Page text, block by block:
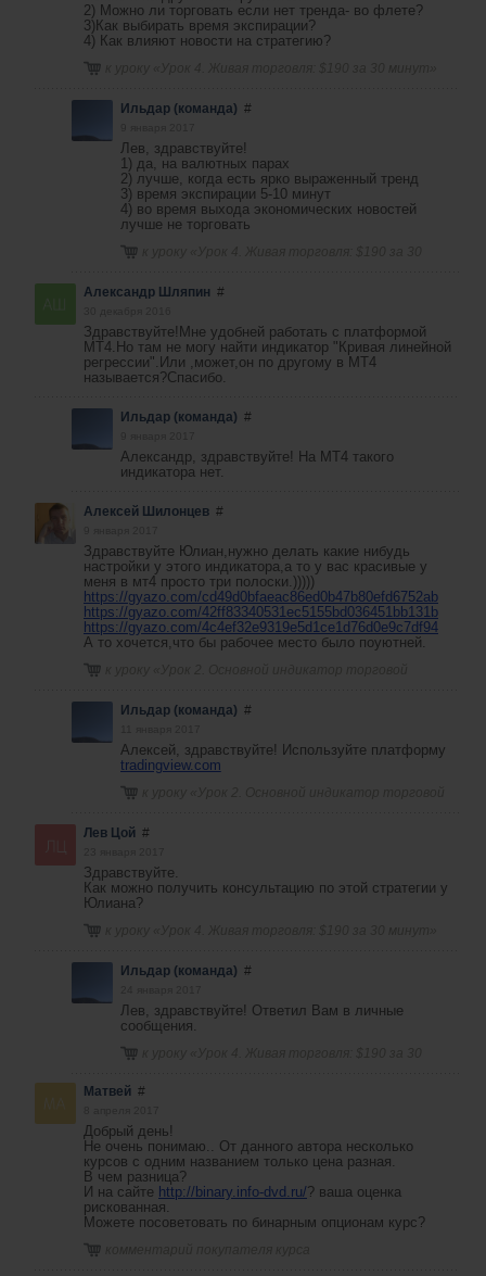
2) Можно ли торговать если нет тренда- во флете?
3)Как выбирать время экспирации?
4) Как влияют новости на стратегию?
Ильдар (команда) #
Лев, здравствуйте!
1) да, на валютных парах
2) лучше, когда есть ярко выраженный тренд
3) время экспирации 5-10 минут
4) во время выхода экономических новостей
лучше не торговать
Александр Шляпин #
Здравствуйте!Мне удобней работать с платформой
МТ4.Но там не могу найти индикатор "Кривая линейной
регрессии".Или ,может,он по другому в МТ4
называется?Спасибо.
Ильдар (команда) #
Александр, здравствуйте! На МТ4 такого
индикатора нет.
Алексей Шилонцев #
Здравствуйте Юлиан,нужно делать какие нибудь
настройки у этого индикатора,а то у вас красивые у
меня в мт4 просто три полоски.)))))
https://gyazo.com/cd49d0bfaeac86ed0b47b80efd6752ab
https://gyazo.com/42ff83340531ec5155bd036451bb131b
https://gyazo.com/4c4ef32e9319e5d1ce1d76d0e9c7df94
А то хочется,что бы рабочее место было поуютней.
Ильдар (команда) #
Алексей, здравствуйте! Используйте платформу
tradingview.com
Лев Цой #
Здравствуйте.
Как можно получить консультацию по этой стратегии у
Юлиана?
Ильдар (команда) #
Лев, здравствуйте! Ответил Вам в личные
сообщения.
Матвей #
Добрый день!
Не очень понимаю.. От данного автора несколько
курсов с одним названием только цена разная.
В чем разница?
И на сайте http://binary.info-dvd.ru/? ваша оценка
рискованная.
Можете посоветовать по бинарным опционам курс?